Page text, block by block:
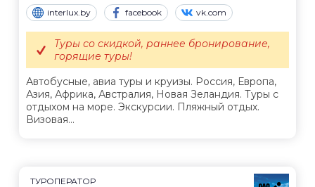
interlux.by facebook vk.com
Автобусные, авиа туры и круизы. Россия, Европа,
Азия, Африка, Австралия, Новая Зеландия. Туры с
отдыхом на море. Экскурсии. Пляжный отдых.
Визовая...
Туры со скидкой, раннее бронирование,
горящие туры!
ТУРОПЕРАТОР